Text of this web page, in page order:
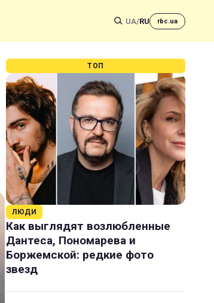
UA/RU rbc.ua
ТОП
ЛЮДИ
Как выглядят возлюбленные
Дантеса, Пономарева и
Боржемской: редкие фото
звезд